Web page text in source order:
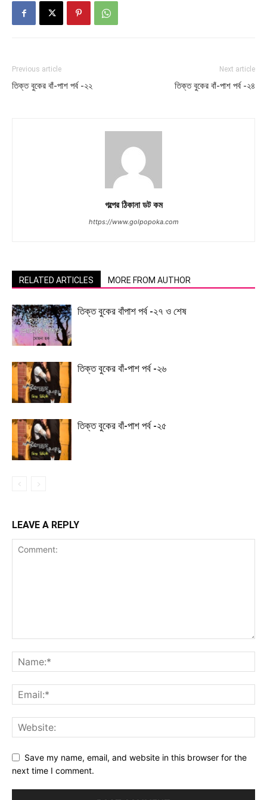
Previous article
তিক্ত বুকের বাঁ-পাশ পর্ব -২২
Next article
তিক্ত বুকের বাঁ-পাশ পর্ব -২৪
গল্পের ঠিকানা ডট কম
https://www.golpopoka.com
RELATED ARTICLES MORE FROM AUTHOR
তিক্ত বুকের বাঁপাশ পর্ব -২৭ ও শেষ
তিক্ত বুকের বাঁ-পাশ পর্ব -২৬
তিক্ত বুকের বাঁ-পাশ পর্ব -২৫
LEAVE A REPLY
Save my name, email, and website in this browser for the
next time I comment.